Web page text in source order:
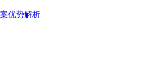
优势解析